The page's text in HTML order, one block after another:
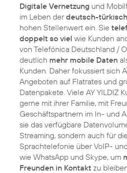
Digitale Vernetzung und
im Leben derdeutsch-
hohen Stellenwert ein. Sie
doppelt so viel wie Kunden
von Telefónica Deutschland / O
deutlich mehr mobile Daten
Kunden. Daher fokussiert sich
Angeboten auf Flatrates und
Datenpakete. Viele AY YILDIZ
gerne mit ihrer Familie, mit
Geschäftspartnern im In- und
sie das verfügbare
Streaming, sondern auch für
Sprachtelefonie über VoIP-
wie WhatsApp und Skype, um
Freunden in Kontakt zu